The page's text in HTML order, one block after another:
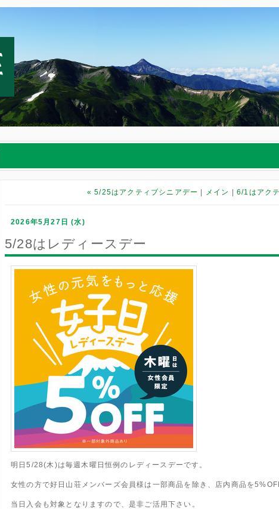
« 5/25はアクティブシニアデー メイン 6/1はアク
2026年5月27日 (水)
5/28はレディースデー
明日5/28(木)は毎週木曜日恒例のレディースデーです。
女性の方で好日山荘メンバーズ会員様は一部商品を除き、店内商品を
当日入会も対象となりますので、是非ご活用下さい。